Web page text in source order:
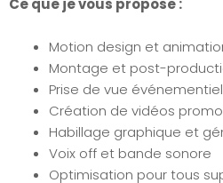
Ce que je vous propose :
Motion design et
Montage et post-
Prise de vue
Création de vidéos
Habillage graphique et
Voix off et bande sonore
Optimisation pour tous